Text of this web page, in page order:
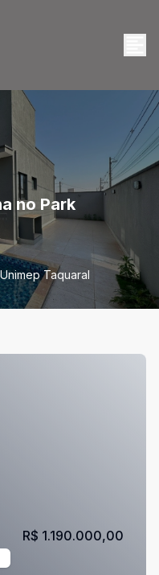
no Park
Taquaral
R$ 1.190.000,00